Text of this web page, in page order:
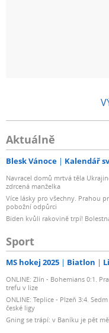
Aktuálně
Blesk Vánoce Kalendář
Navracel domů mrtvá těla
zdrcená manželka
Více lásky pro všechny. Prahou
pobožní odpůrci
Biden kvůli rakovině trpí!
Sport
MS hokej 2025 Biatlon
ONLINE: Zlín - Bohemians 0:1.
trefu v lize
ONLINE: Teplice - Plzeň 3:4.
české ligy
Gning se trápí: v Baníku je pět